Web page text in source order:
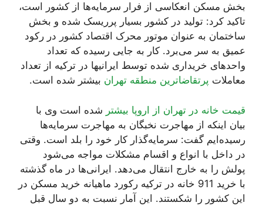
بخش مسکن انعکاسی از فرار سرمایه‌ها از کشور است،
تاکید کرد: تولید در کشور بسیار پرریسک شده و بخش
ساختمان به عنوان موتور محرک اقتصاد کشور در رکود
عمیق به سر می‌برد. کار به جایی رسیده که تعداد
واحدهای خریداری شده توسط ایرانیها در ترکیه از تعداد
معاملات پرتقاضاترین منطقه تهران بیشتر شده است.
قیمت خانه در تهران از اروپا بیشتر شده است وی با
بیان اینکه از مهاجرت نخبگان به مهاجرت سرمایه‌ها
رسیده‌ایم گفت: سرمایه‌گذار کار خود را بلد است. وقتی
در داخل با انواع و اقسام مشکلات مواجه می‌شود
پولش را به خارج انتقال می‌دهد. ایرانی‌ها در ماه گذشته
با خرید 911 خانه در ترکیه رکورد ماهیانه خرید مسکن در
این کشور را شکستند. این آمار نسبت به دو سال قبل